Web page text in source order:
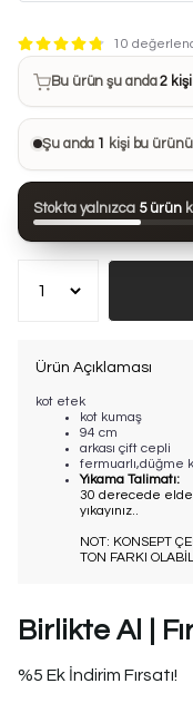
10
Bu ürün şu anda2
Bu ürünü 29 kişi
Bu ürün son 24 saatte
Şu anda 1 kişi bu
Stokta yalnızca 5 ürün
Ürün Açıklaması
kot etek
kot kumaş
94 cm
arkası çift cepli
fermuarlı,düğme
Yıkama Talimatı:
30 derecede elde
yıkayınız..
NOT: KONSEPT
TON FARKI
Birlikte Al |
%5 Ek İndirim Fırsatı!